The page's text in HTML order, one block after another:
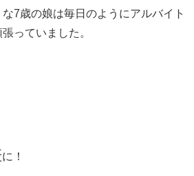
な7歳の娘は毎日のようにアルバイト
っていました。
に！